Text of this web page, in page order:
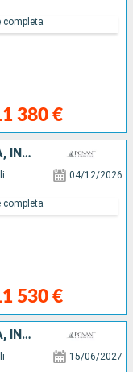
380 €
completa
MALESIA, LA PAPUA NUOVA GUINEA, INDONESIA, AUSTRALIA
04/12/2026
530 €
completa
MALESIA, LA PAPUA NUOVA GUINEA, INDONESIA, AUSTRALIA
15/06/2027